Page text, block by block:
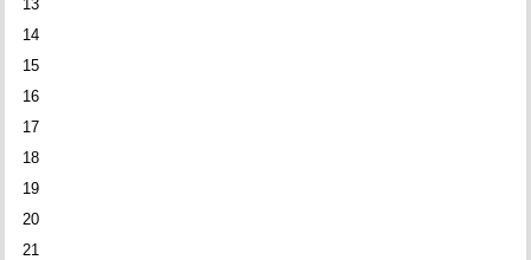
Memòries
Teoria i problemes
13
14
15
16
17
18
19
20
21